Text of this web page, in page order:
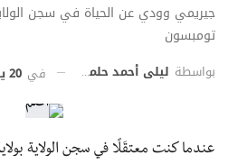
جيريمي وودي عن الحياة في سجن
تومبسون
بواسطة ليلى أحمد حلمي في 20 يناير 2021